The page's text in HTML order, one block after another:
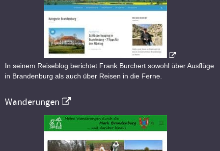
In seinem Reiseblog berichtet Frank Burchert sowohl über Ausflüge
in Brandenburg als auch über Reisen in die Ferne.
Wanderungen